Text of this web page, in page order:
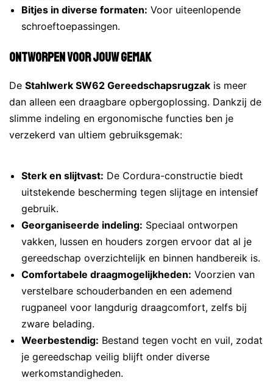
Bitjes in diverse formaten: Voor uiteenlopende
schroeftoepassingen.
Ontworpen voor Jouw Gemak
De Stahlwerk SW62 Gereedschapsrugzak is meer
dan alleen een draagbare opbergoplossing. Dankzij de
slimme indeling en ergonomische functies ben je
verzekerd van ultiem gebruiksgemak:
Sterk en slijtvast: De Cordura-constructie biedt
uitstekende bescherming tegen slijtage en intensief
gebruik.
Georganiseerde indeling: Speciaal ontworpen
vakken, lussen en houders zorgen ervoor dat al je
gereedschap overzichtelijk en binnen handbereik is.
Comfortabele draagmogelijkheden: Voorzien van
verstelbare schouderbanden en een ademend
rugpaneel voor langdurig draagcomfort, zelfs bij
zware belading.
Weerbestendig: Bestand tegen vocht en vuil, zodat
je gereedschap veilig blijft onder diverse
werkomstandigheden.